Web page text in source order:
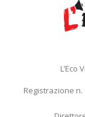
Registrazione